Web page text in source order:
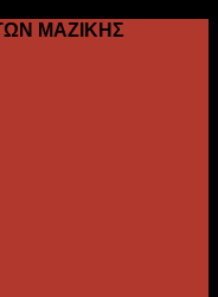
ΜΑΖΙΚΗΣ